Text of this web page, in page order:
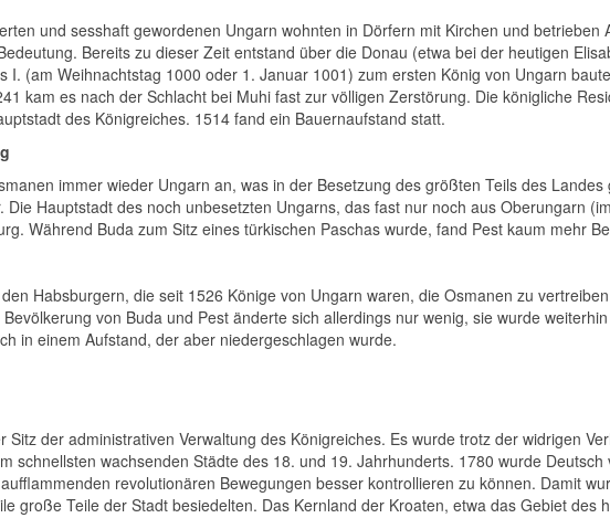
und sesshaft gewordenen Ungarn wohnten in Dörfern mit Kirchen und
Bereits zu dieser Zeit entstand über die Donau (etwa bei der heutigen
I. (am Weihnachtstag 1000 oder 1. Januar 1001) zum ersten König von Ungarn
kam es nach der Schlacht bei Muhi fast zur völligen Zerstörung. Die königliche
des Königreiches. 1514 fand ein Bauernaufstand statt.
immer wieder Ungarn an, was in der Besetzung des größten Teils des
Die Hauptstadt des noch unbesetzten Ungarns, das fast nur noch aus Oberungarn
Während Buda zum Sitz eines türkischen Paschas wurde, fand Pest kaum mehr
Habsburgern, die seit 1526 Könige von Ungarn waren, die Osmanen zu
von Buda und Pest änderte sich allerdings nur wenig, sie wurde
in einem Aufstand, der aber niedergeschlagen wurde.
Sitz der administrativen Verwaltung des Königreiches. Es wurde trotz der widrigen
schnellsten wachsenden Städte des 18. und 19. Jahrhunderts. 1780 wurde
revolutionären Bewegungen besser kontrollieren zu können. Damit
große Teile der Stadt besiedelten. Das Kernland der Kroaten, etwa das Gebiet des